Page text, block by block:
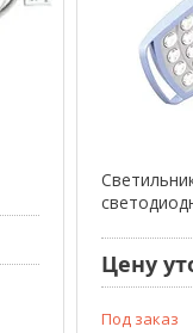
Цену
Под заказ